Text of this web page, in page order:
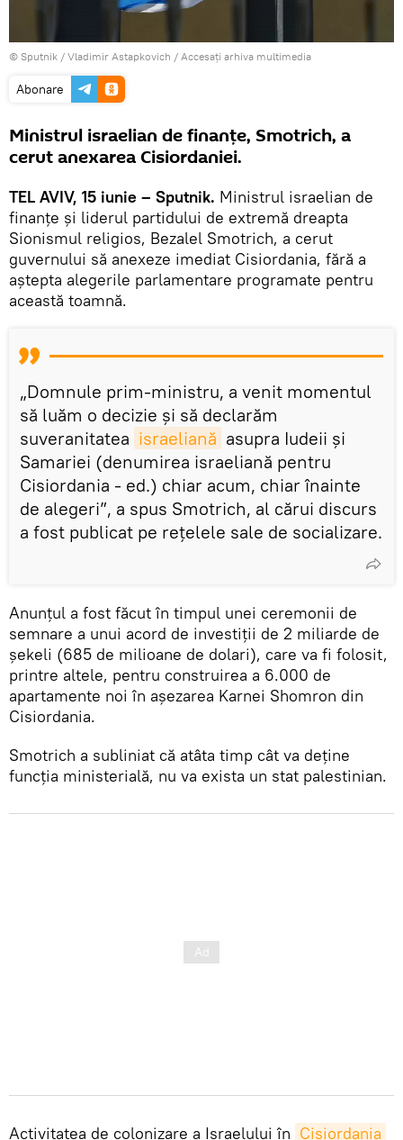
© Sputnik / Vladimir Astapkovich / Accesați arhiva multimedia
Abonare
Ministrul israelian de finanțe, Smotrich, a
cerut anexarea Cisiordaniei.
TEL AVIV, 15 iunie – Sputnik. Ministrul israelian de
finanțe și liderul partidului de extremă dreapta
Sionismul religios, Bezalel Smotrich, a cerut
guvernului să anexeze imediat Cisiordania, fără a
aștepta alegerile parlamentare programate pentru
această toamnă.
„Domnule prim-ministru, a venit momentul
să luăm o decizie și să declarăm
suveranitatea israeliană asupra Iudeii și
Samariei (denumirea israeliană pentru
Cisiordania - ed.) chiar acum, chiar înainte
de alegeri”, a spus Smotrich, al cărui discurs
a fost publicat pe rețelele sale de socializare.
Anunțul a fost făcut în timpul unei ceremonii de
semnare a unui acord de investiții de 2 miliarde de
șekeli (685 de milioane de dolari), care va fi folosit,
printre altele, pentru construirea a 6.000 de
apartamente noi în așezarea Karnei Shomron din
Cisiordania.
Smotrich a subliniat că atâta timp cât va deține
funcția ministerială, nu va exista un stat palestinian.
Activitatea de colonizare a Israelului în Cisiordania